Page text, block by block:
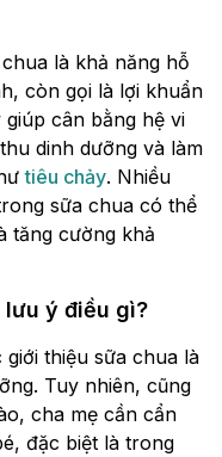
là khả năng hỗ
còn gọi là lợi khuẩn
cân bằng hệ vi
dinh dưỡng và làm
tiêu chảy. Nhiều
sữa chua có thể
tăng cường khả
lưu ý điều gì?
thiệu sữa chua là
Tuy nhiên, cũng
cha mẹ cần cẩn
đặc biệt là trong